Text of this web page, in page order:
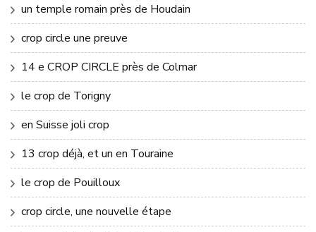
un temple romain près de Houdain
crop circle une preuve
14 e CROP CIRCLE près de Colmar
le crop de Torigny
en Suisse joli crop
13 crop déjà, et un en Touraine
le crop de Pouilloux
crop circle, une nouvelle étape